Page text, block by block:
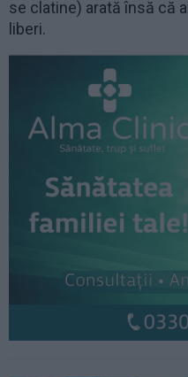
se clatine) arată însă că
liberi.